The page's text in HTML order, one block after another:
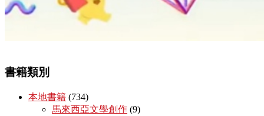
書籍類別
本地書籍 (734)
馬來西亞文學創作 (9)